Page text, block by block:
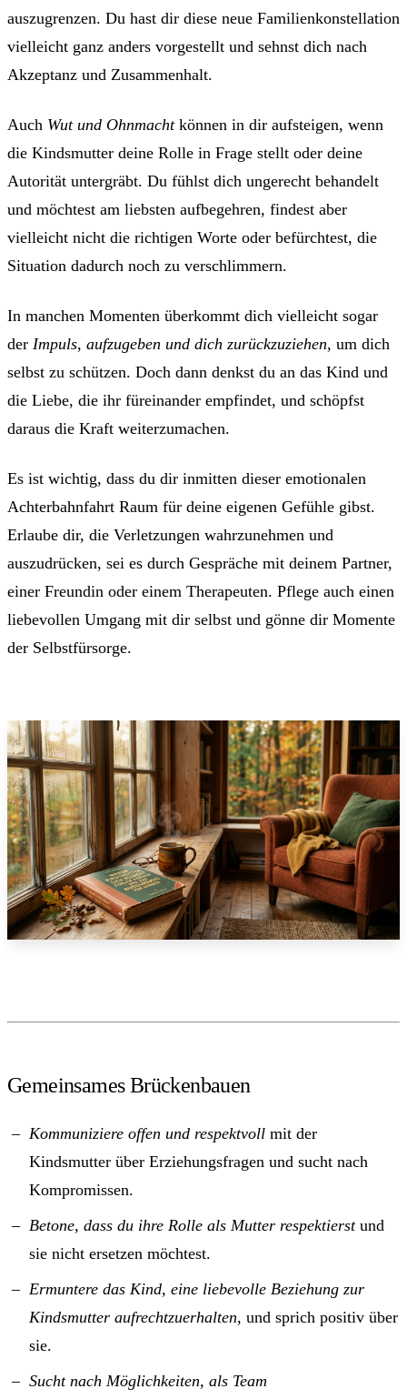
auszugrenzen. Du hast dir diese neue Familienkonstellation
vielleicht ganz anders vorgestellt und sehnst dich nach
Akzeptanz und Zusammenhalt.
Auch Wut und Ohnmachtkönnen in dir aufsteigen, wenn
die Kindsmutter deine Rolle in Frage stellt oder deine
Autorität untergräbt. Du fühlst dich ungerecht behandelt
und möchtest am liebsten aufbegehren, findest aber
vielleicht nicht die richtigen Worte oder befürchtest, die
Situation dadurch noch zu verschlimmern.
In manchen Momenten überkommt dich vielleicht sogar
der Impuls, aufzugeben und dich zurückzuziehen, um dich
selbst zu schützen. Doch dann denkst du an das Kind und
die Liebe, die ihr füreinander empfindet, und schöpfst
daraus die Kraft weiterzumachen.
Es ist wichtig, dass du dir inmitten dieser emotionalen
Achterbahnfahrt Raum für deine eigenen Gefühle gibst.
Erlaube dir, die Verletzungen wahrzunehmen und
auszudrücken, sei es durch Gespräche mit deinem Partner,
einer Freundin oder einem Therapeuten. Pflege auch einen
liebevollen Umgang mit dir selbst und gönne dir Momente
der Selbstfürsorge.
Gemeinsames Brückenbauen
Kommuniziere offen und respektvoll mit der
Kindsmutter über Erziehungsfragen und sucht nach
Kompromissen.
Betone, dass du ihre Rolle als Mutter respektierstund
sie nicht ersetzen möchtest.
Ermuntere das Kind, eine liebevolle Beziehung zur
Kindsmutter aufrechtzuerhalten, und sprich positiv über
sie.
Sucht nach Möglichkeiten, als Team